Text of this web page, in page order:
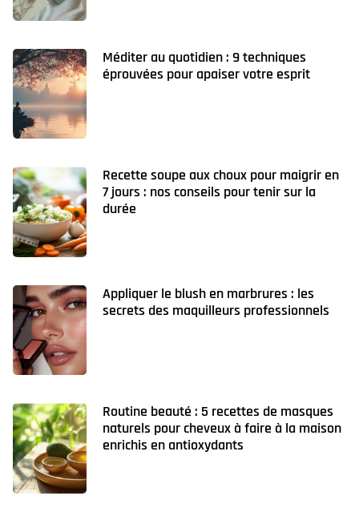
Méditer au quotidien : 9 techniques
éprouvées pour apaiser votre esprit
Recette soupe aux choux pour maigrir en
7 jours : nos conseils pour tenir sur la
durée
Appliquer le blush en marbrures : les
secrets des maquilleurs professionnels
Routine beauté : 5 recettes de masques
naturels pour cheveux à faire à la maison
enrichis en antioxydants